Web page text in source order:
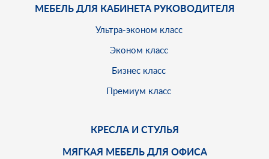
МЕБЕЛЬ ДЛЯ КАБИНЕТА РУКОВОДИТЕЛЯ
Ультра-эконом класс
Эконом класс
Бизнес класс
Премиум класс
КРЕСЛА И СТУЛЬЯ
МЯГКАЯ МЕБЕЛЬ ДЛЯ ОФИСА